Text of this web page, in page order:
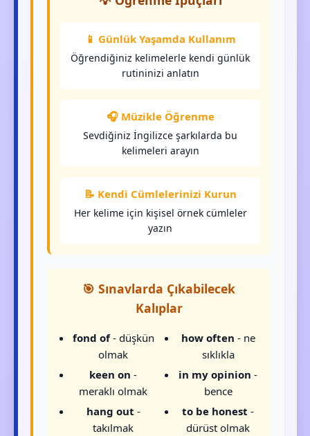
📱 Günlük Yaşamda Kullanım
Öğrendiğiniz kelimelerle kendi günlük
rutininizi anlatın
🎧 Müzikle Öğrenme
Sevdiğiniz İngilizce şarkılarda bu
kelimeleri arayın
📝 Kendi Cümlelerinizi Kurun
Her kelime için kişisel örnek cümleler
yazın
🎯 Sınavlarda Çıkabilecek
Kalıplar
fond of- düşkün
olmak
keen on -
meraklı olmak
hang out -
takılmak
how often - ne
sıklıkla
in my opinion -
bence
to be honest -
dürüst olmak